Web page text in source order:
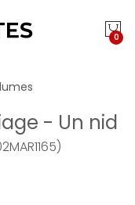
0
- Un nid